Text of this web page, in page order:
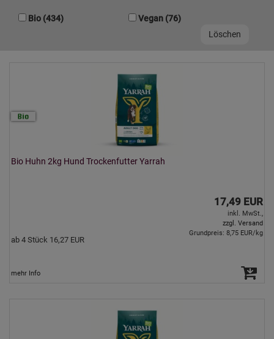
Bio (434) Vegan (76)
Bio Huhn 2kg Hund Trockenfutter Yarrah
17,49 EUR
inkl. MwSt.,
zzgl. Versand
ab 4 Stück 16,27 EUR
Grundpreis: 8,75 EUR/kg
mehr Info